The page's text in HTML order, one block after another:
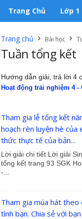
Trang Chủ Lớp 1
Trang chủ Bài học
Tuần tổng kết
Hướng dẫn giải, trả lời 4
Hoạt động trải nghiệm 4
Tham gia lễ tổng kết
hoạch rèn luyện hè của
thức thực tế của bản...
Lời giải chi tiết Lời giải
tổng kết trang 93 SGK
-...
Tham gia múa hát theo
tình bạn. Chia sẻ với